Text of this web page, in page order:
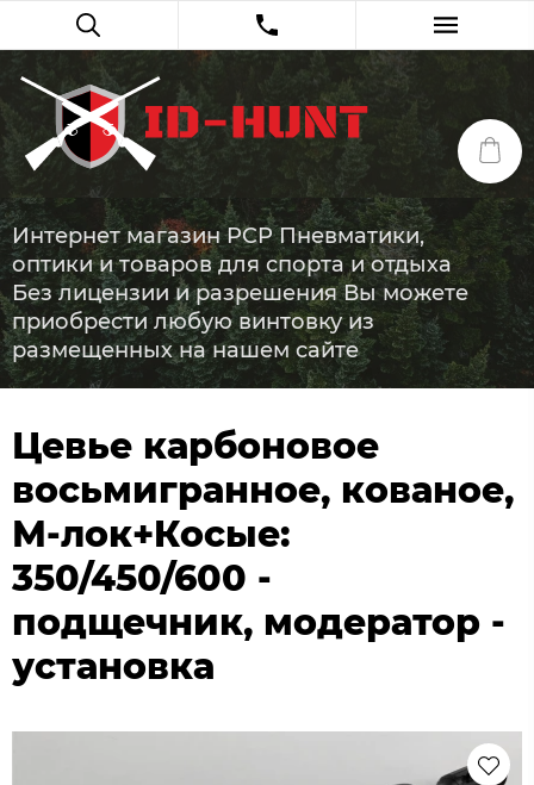
Интернет магазин PCP Пневматики,
оптики и товаров для спорта и отдыха
Без лицензии и разрешения Вы можете
приобрести любую винтовку из
размещенных на нашем сайте
Цевье карбоновое
восьмигранное, кованое,
М-лок+Косые:
350/450/600 -
подщечник, модератор -
установка